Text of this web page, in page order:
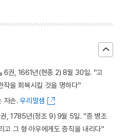
6권, 1661년(현종 2) 8월 30일. "고
작을 회복시킬 것을 명하다"
자손.우리말샘
권, 1785년(정조 9) 9월 5일. "증 병조
고 그 형·아우에게도 증직을 내리다"